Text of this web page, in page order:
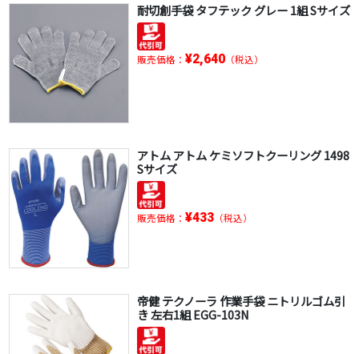
耐切創手袋 タフテック グレー 1組 Sサイズ
販売価格： ¥2,640（税込）
アトム アトム ケミソフトクーリング 1498
Sサイズ
販売価格： ¥433（税込）
帝健 テクノーラ 作業手袋 ニトリルゴム引
き 左右1組 EGG-103N